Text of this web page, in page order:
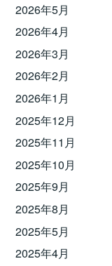
2026年5月
2026年4月
2026年3月
2026年2月
2026年1月
2025年12月
2025年11月
2025年10月
2025年9月
2025年8月
2025年5月
2025年4月